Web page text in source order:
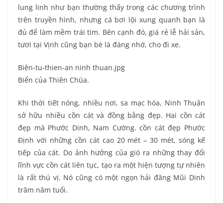
lung linh như bạn thường thấy trong các chương trình
trên truyền hình, nhưng cá bơi lội xung quanh bạn là
đủ để làm mềm trái tim. Bên cạnh đó, giá rẻ lễ hải sản,
tươi tại Vịnh cũng bạn bè là đáng nhớ, cho đi xe.
Biên-tu-thien-an ninh thuan.jpg
Biển của Thiên Chúa.
Khi thời tiết nóng, nhiều nơi, sa mạc hóa, Ninh Thuận
sở hữu nhiều cồn cát và đồng bằng đẹp. Hai cồn cát
đẹp mà Phước Dinh, Nam Cường. cồn cát đẹp Phước
Định với những cồn cát cao 20 mét – 30 mét, sóng kế
tiếp của cát. Do ảnh hưởng của gió ra những thay đổi
lĩnh vực cồn cát liên tục, tạo ra một hiện tượng tự nhiên
là rất thú vị. Nó cũng có một ngọn hải đăng Mũi Dinh
trăm năm tuổi.